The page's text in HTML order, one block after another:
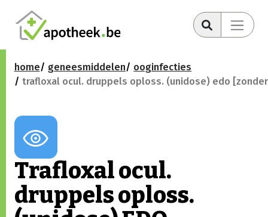
home geneesmiddelen
ooginfecties
trafloxal ocul. druppels oploss. (unidose) edo
Trafloxal ocul.
druppels oploss.